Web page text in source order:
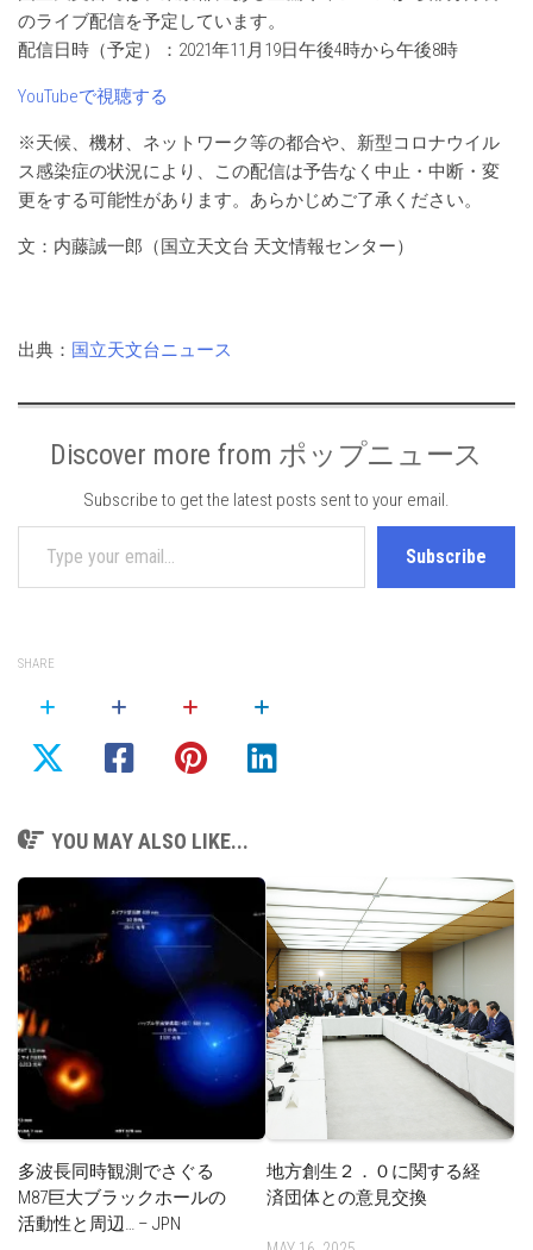
のライブ配信を予定しています。
配信日時（予定）：2021年11月19日午後4時から午後8時
YouTubeで視聴する
※天候、機材、ネットワーク等の都合や、新型コロナウイル
ス感染症の状況により、この配信は予告なく中止・中断・変
更をする可能性があります。あらかじめご了承ください。
文：内藤誠一郎（国立天文台 天文情報センター）
出典： 国立天文台ニュース
Discover more from ポップニュース
Subscribe to get the latest posts sent to your email.
Type your email…
Subscribe
SHARE
YOU MAY ALSO LIKE...
多波長同時観測でさぐる
M87巨大ブラックホールの
活動性と周辺… – JPN
地方創生２．０に関する経
済団体との意見交換